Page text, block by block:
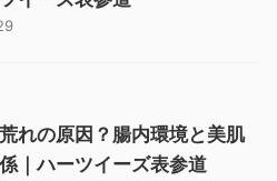
れの原因？腸内環境と美肌
｜ハーツイーズ表参道